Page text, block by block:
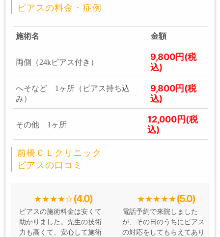
ピアスの料金・症例
施術名 金額
両側（24kピアス付き）
9,800円(税
込)
へそなど 1ヶ所（ピアス持ち込
み）
9,800円(税
込)
その他 1ヶ所
12,000円(税
込)
前橋ＣＬクリニック
ピアスの口コミ
(4.0)
ピアスの施術料金は安くて
助かりました。先生の技術
力も高くて、安心して施術
(5.0)
電話予約で来院しました
が、その日のうちにピアス
の対応をしてもらえてあり